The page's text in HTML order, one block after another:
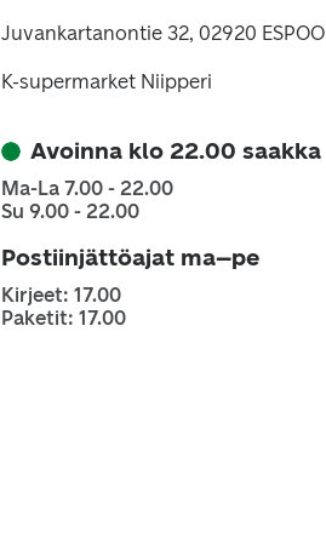
Juvankartanontie 32, 02920 ESPOO
K-supermarket Niipperi
Avoinna klo 22.00 saakka
Ma-La 7.00 - 22.00
Su 9.00 - 22.00
Postiinjättöajat ma–pe
Kirjeet: 17.00
Paketit: 17.00